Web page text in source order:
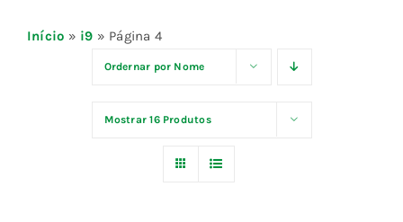
Representantes
Materiais
Início » i9 » Página 4
Ordernar por Nome
Mostrar16 Produtos